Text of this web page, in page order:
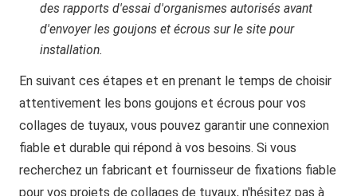
des rapports d'essai d'organismes autorisés avant
d'envoyer les goujons et écrous sur le site pour
installation.
En suivant ces étapes et en prenant le temps de choisir
attentivement les bons goujons et écrous pour vos
collages de tuyaux, vous pouvez garantir une connexion
fiable et durable qui répond à vos besoins. Si vous
recherchez un fabricant et fournisseur de fixations fiable
pour vos projets de collages de tuyaux, n'hésitez pas à